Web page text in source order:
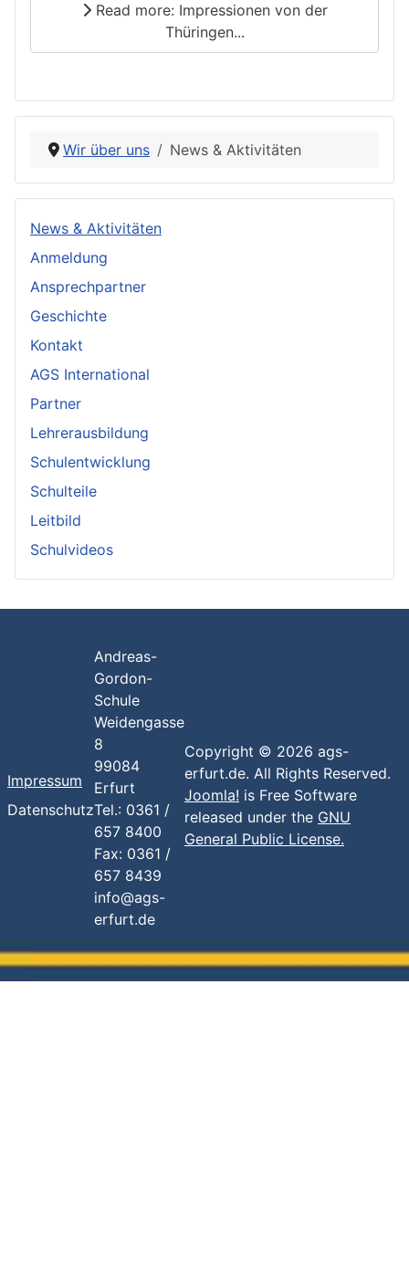
Read more: Impressionen von der
Thüringen...
Wir über uns News & Aktivitäten
News & Aktivitäten
Anmeldung
Ansprechpartner
Geschichte
Kontakt
AGS International
Partner
Lehrerausbildung
Schulentwicklung
Schulteile
Leitbild
Schulvideos
Impressum
Datenschutz
Andreas-
Gordon-
Schule
Weidengasse
8
99084
Erfurt
Tel.: 0361 /
657 8400
Fax: 0361 /
657 8439
info@ags-
erfurt.de
Copyright © 2026 ags-
erfurt.de. All Rights Reserved.
Joomla! is Free Software
released under the GNU
General Public License.